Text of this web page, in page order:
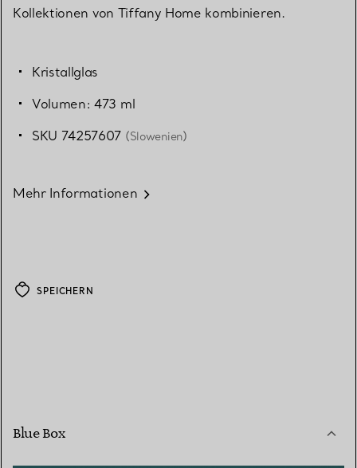
Kollektionen von Tiffany Home kombinieren.
Kristallglas
Volumen: 473 ml
SKU 74257607 (Slowenien)
Mehr Informationen
SPEICHERN
Blue Box